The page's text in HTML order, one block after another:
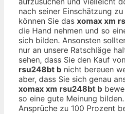
nach seiner Einschätzung
können Sie das xomax xm
die Hand nehmen und so
sich bilden. Ansonsten
nur an unsere Ratschläge
sehen, dass Sie den Kauf
rsu248bt b nicht bereuen
aber, dass Sie sich genau
xomax xm rsu248bt b
so eine gute Meinung
Ansprüche zu 100 Prozent